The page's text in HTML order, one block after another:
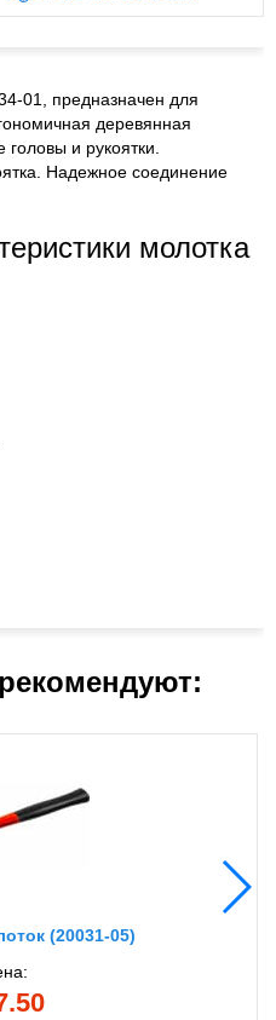
01, предназначен для
деревянная
и рукоятки.
Надежное соединение
молотка
(20031-05)